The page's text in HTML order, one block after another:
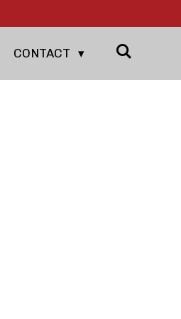
CONTACT